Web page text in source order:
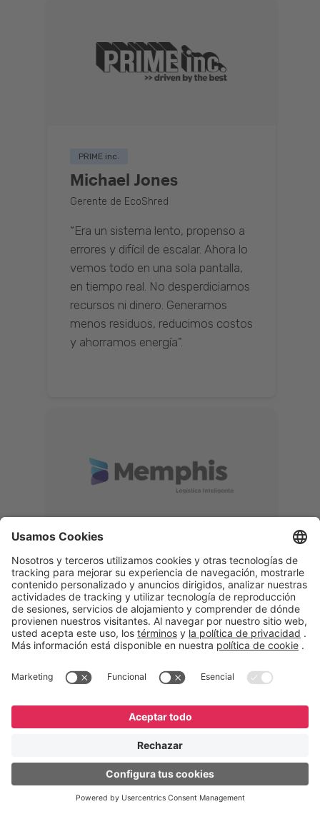
PRIME inc.
Michael Jones
Gerente de EcoShred
“Era un sistema lento, propenso a
errores y difícil de escalar. Ahora lo
vemos todo en una sola pantalla,
en tiempo real. No desperdiciamos
recursos ni dinero. Generamos
menos residuos, reducimos costos
y ahorramos energía".
Memphis
Eduardo Ribeiro
CEO
“Con GeneXus desarrollamos una
acompañar todas las etapas de la
verificar, analizar, reacondicionar y
garantizando calidad y reduciendo
costos”.